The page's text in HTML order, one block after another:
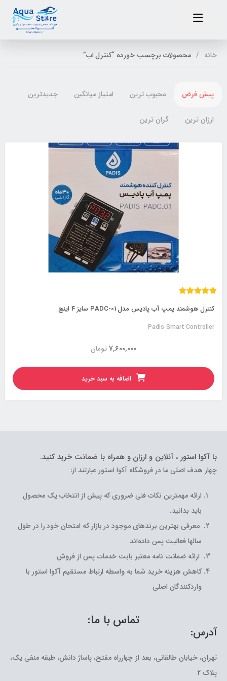
خانه محصولات برچسب خورده “کنترل اب”
پیش فرض محبوب ترین امتیاز میانگین جدیدترین
ارزان ترین گران ترین
کنترل هوشمند پمپ آب پادیس مدل PADC-01 سایز ۴ اینچ
Padis Smart Controller
تومان7,600,000
اضافه به سبد خرید
با آکوا استور ، آنلاین و ارزان و همراه با ضمانت خرید کنید.
چهار هدف اصلی ما در فروشگاه آکوا استور عبارتند از:
ارائه مهمترین نکات فنی ضروری که پیش از انتخاب یک محصول
باید بدانید.
معرفی بهترین برندهای موجود در بازار که امتحان خود را در طول
سالها فعالیت پس داده‌اند
ارائه ضمانت نامه معتبر بابت خدمات پس از فروش
کاهش هزینه خرید شما به واسطه ارتباط مستقیم آکوا استور با
واردکنندگان اصلی
تماس با ما:
آدرس:
تهران، خیابان طالقانی، بعد از چهارراه مفتح، پاساژ دانش، طبقه منفی یک،
پلاک 2